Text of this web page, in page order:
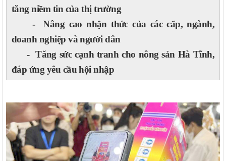
tăng niềm tin của thị trường
- Nâng cao nhận thức của các cấp, ngành,
doanh nghiệp và người dân
- Tăng sức cạnh tranh cho nông sản Hà Tĩnh,
đáp ứng yêu cầu hội nhập